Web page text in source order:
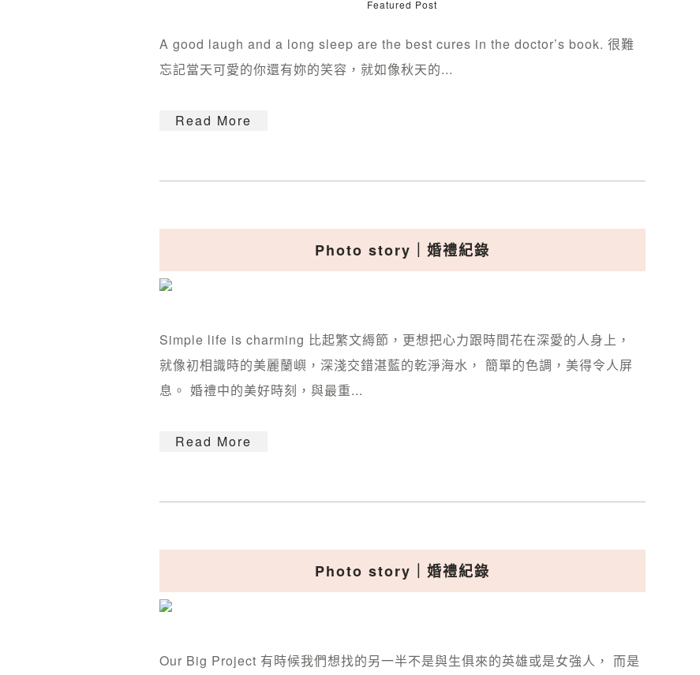
Featured Post
A good laugh and a long sleep are the best cures in the doctor’s book. 很難
忘記當天可愛的你還有妳的笑容，就如像秋天的...
Read More
Photo story｜婚禮紀錄
Simple life is charming 比起繁文縟節，更想把心力跟時間花在深愛的人身上，
就像初相識時的美麗蘭嶼，深淺交錯湛藍的乾淨海水， 簡單的色調，美得令人屏
息。 婚禮中的美好時刻，與最重...
Read More
Photo story｜婚禮紀錄
Our Big Project 有時候我們想找的另一半不是與生俱來的英雄或是女強人， 而是